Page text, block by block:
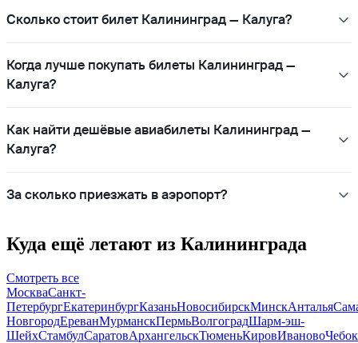
Сколько стоит билет Калининград — Калуга?
Когда лучше покупать билеты Калининград —
Калуга?
Как найти дешёвые авиабилеты Калининград —
Калуга?
За сколько приезжать в аэропорт?
Куда ещё летают из Калининграда
Смотреть все
МоскваСанкт-
ПетербургЕкатеринбургКазаньНовосибирскМинскАнталья
НовгородЕреванМурманскПермьВолгоградШарм-эш-
ШейхСтамбулСаратовАрхангельскТюменьКировИваново